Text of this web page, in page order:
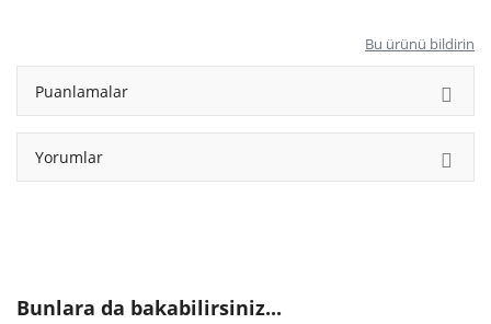
Bu ürünü bildirin
Puanlamalar
Yorumlar
Bunlara da bakabilirsiniz...